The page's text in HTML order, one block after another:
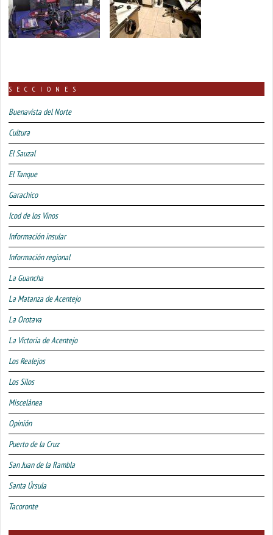
SECCIONES
Buenavista del Norte
Cultura
El Sauzal
El Tanque
Garachico
Icod de los Vinos
Información insular
Información regional
La Guancha
La Matanza de Acentejo
La Orotava
La Victoria de Acentejo
Los Realejos
Los Silos
Miscelánea
Opinión
Puerto de la Cruz
San Juan de la Rambla
Santa Úrsula
Tacoronte